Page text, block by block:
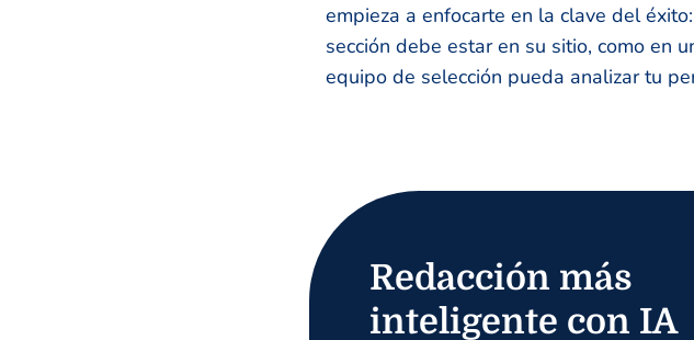
empieza a enfocarte en la clave del
sección debe estar en su sitio, como en
equipo de selección pueda analizar tu
Redacción más
inteligente con IA